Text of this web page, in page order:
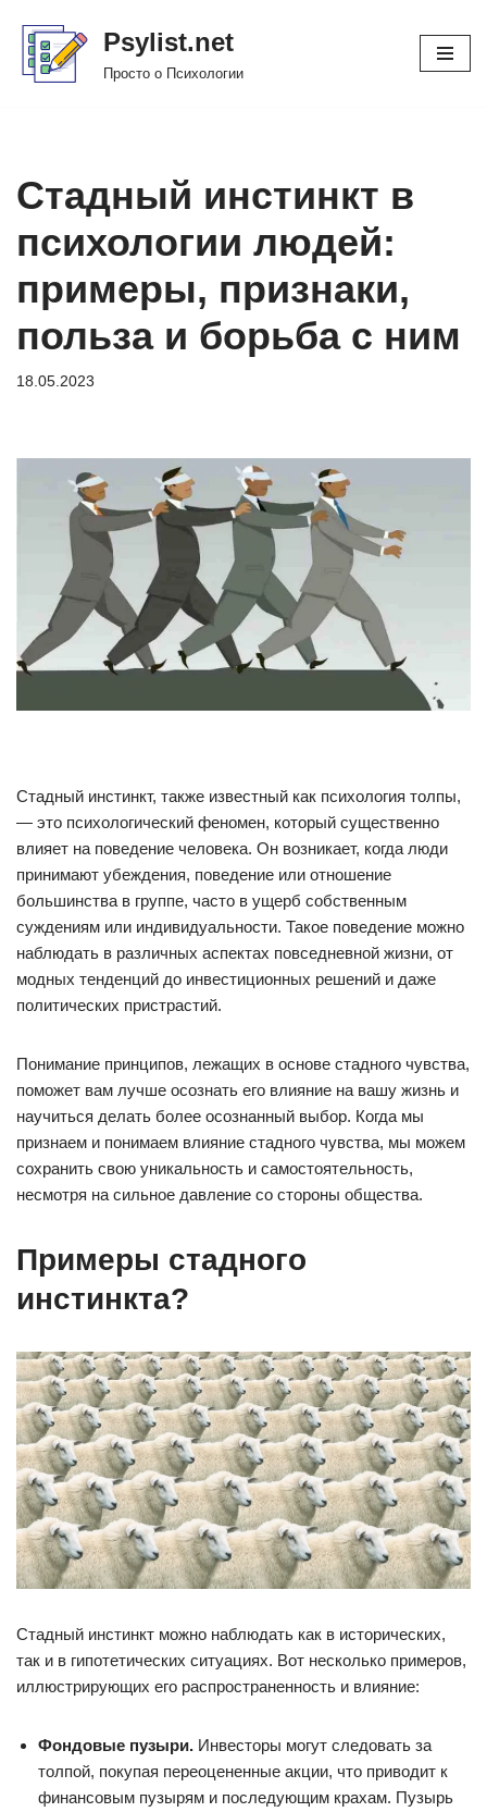
Перейти
Psylist.net
Просто о Психологии
Стадный инстинкт в
психологии людей:
примеры, признаки,
польза и борьба с ним
18.05.2023
Стадный инстинкт, также известный как психология толпы,
— это психологический феномен, который существенно
влияет на поведение человека. Он возникает, когда люди
принимают убеждения, поведение или отношение
большинства в группе, часто в ущерб собственным
суждениям или индивидуальности. Такое поведение можно
наблюдать в различных аспектах повседневной жизни, от
модных тенденций до инвестиционных решений и даже
политических пристрастий.
Понимание принципов, лежащих в основе стадного чувства,
поможет вам лучше осознать его влияние на вашу жизнь и
научиться делать более осознанный выбор. Когда мы
признаем и понимаем влияние стадного чувства, мы можем
сохранить свою уникальность и самостоятельность,
несмотря на сильное давление со стороны общества.
Примеры стадного
инстинкта?
Стадный инстинкт можно наблюдать как в исторических,
так и в гипотетических ситуациях. Вот несколько примеров,
иллюстрирующих его распространенность и влияние:
Фондовые пузыри. Инвесторы могут следовать за
толпой, покупая переоцененные акции, что приводит к
финансовым пузырям и последующим крахам. Пузырь